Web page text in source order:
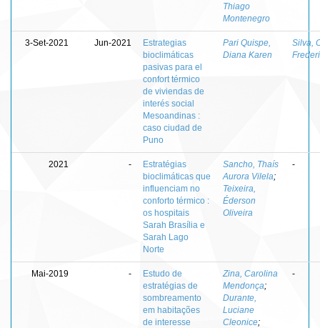
Thiago
Montenegro
3-Set-2021 Jun-2021
Estrategias
bioclimáticas
pasivas para el
confort térmico
de viviendas de
interés social
Mesoandinas :
caso ciudad de
Puno
Pari Quispe,
Diana Karen
Silva,
2021 -
Estratégias
bioclimáticas que
influenciam no
conforto térmico :
os hospitais
Sarah Brasília e
Sarah Lago
Norte
Sancho, Thaís
Aurora Vilela;
Teixeira,
Éderson
Oliveira
-
Mai-2019 -
Estudo de
estratégias de
sombreamento
em habitações
de interesse
Zina, Carolina
Mendonça;
Durante,
Luciane
Cleonice;
-